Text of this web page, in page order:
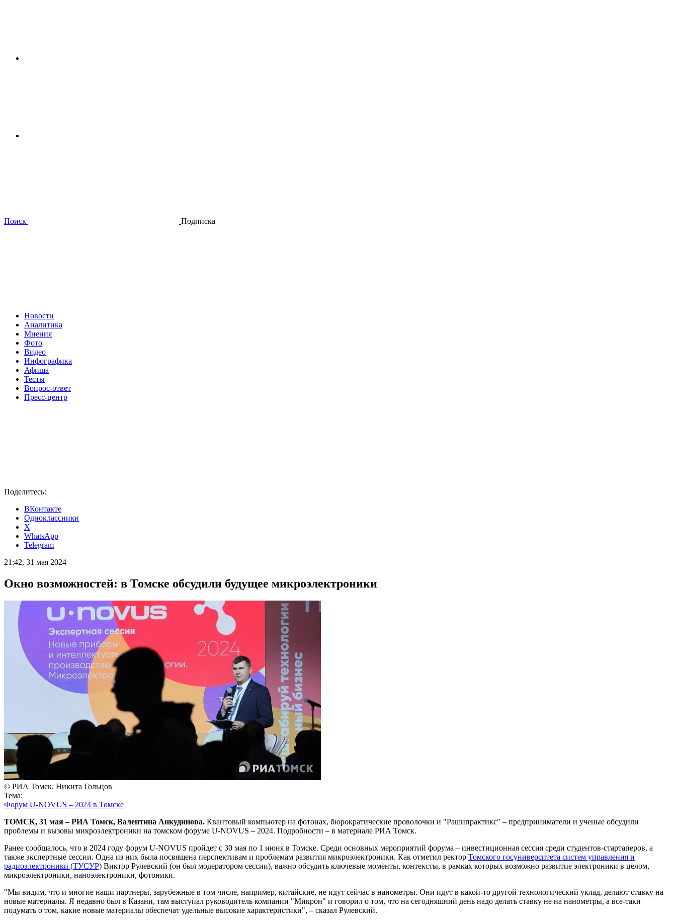
Поиск Подписка
Новости
Аналитика
Мнения
Фото
Видео
Инфографика
Афиша
Тесты
Вопрос-ответ
Пресс-центр
Поделитесь:
ВКонтакте
Одноклассники
X
WhatsApp
Telegram
21:42, 31 мая 2024
Окно возможностей: в Томске обсудили будущее микроэлектроники
© РИА Томск. Никита Гольцов
Тема:
Форум U-NOVUS – 2024 в Томске
ТОМСК, 31 мая – РИА Томск, Валентина Анкудинова. Квантовый компьютер на фотонах, бюрократические проволочки и "Рашнпрактикс" – предприниматели и ученые обсудили
проблемы и вызовы микроэлектроники на томском форуме U-NOVUS – 2024. Подробности – в материале РИА Томск.
Ранее сообщалось, что в 2024 году форум U-NOVUS пройдет с 30 мая по 1 июня в Томске. Среди основных мероприятий форума – инвестиционная сессия среди студентов-стартаперов, а
также экспертные сессии. Одна из них была посвящена перспективам и проблемам развития микроэлектроники. Как отметил ректор Томского госуниверситета систем управления и
радиоэлектроники (ТУСУР) Виктор Рулевский (он был модератором сессии), важно обсудить ключевые моменты, контексты, в рамках которых возможно развитие электроники в целом,
микроэлектроники, наноэлектроники, фотоники.
"Мы видим, что и многие наши партнеры, зарубежные в том числе, например, китайские, не идут сейчас в нанометры. Они идут в какой-то другой технологический уклад, делают ставку на
новые материалы. Я недавно был в Казани, там выступал руководитель компании "Микрон" и говорил о том, что на сегодняшний день надо делать ставку не на нанометры, а все-таки
подумать о том, какие новые материалы обеспечат удельные высокие характеристики", – сказал Рулевский.